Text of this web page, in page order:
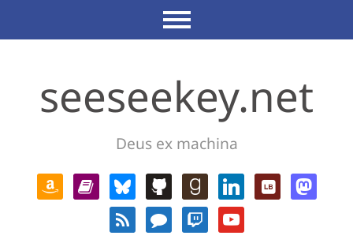
seeseekey.net
Deus ex machina